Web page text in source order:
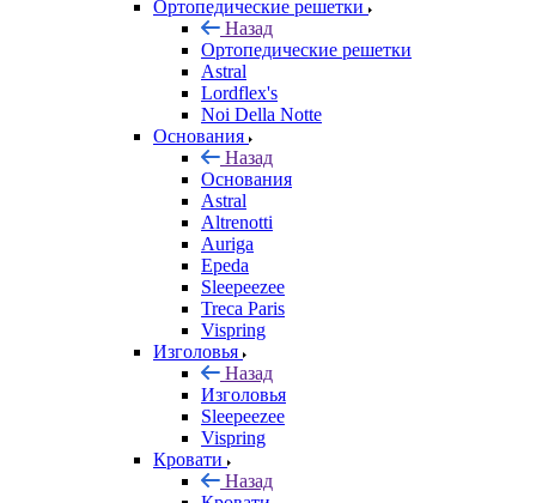
Ортопедические решетки
Назад
Ортопедические решетки
Astral
Lordflex's
Noi Della Notte
Основания
Назад
Основания
Astral
Altrenotti
Auriga
Epeda
Sleepeezee
Treca Paris
Vispring
Изголовья
Назад
Изголовья
Sleepeezee
Vispring
Кровати
Назад